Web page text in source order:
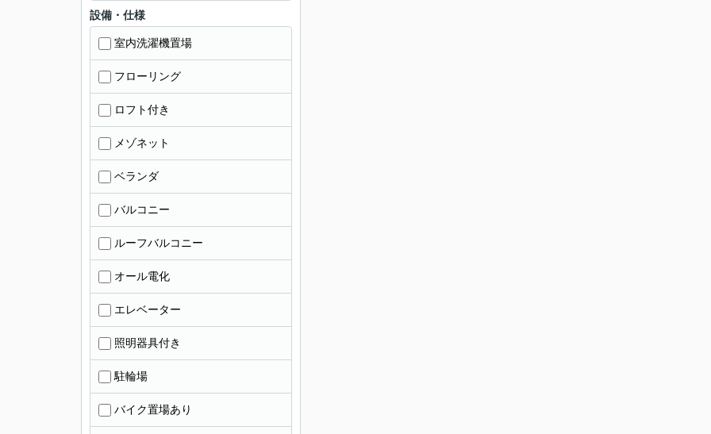
設備・仕様
室内洗濯機置場
フローリング
ロフト付き
メゾネット
ベランダ
バルコニー
ルーフバルコニー
オール電化
エレベーター
照明器具付き
駐輪場
バイク置場あり